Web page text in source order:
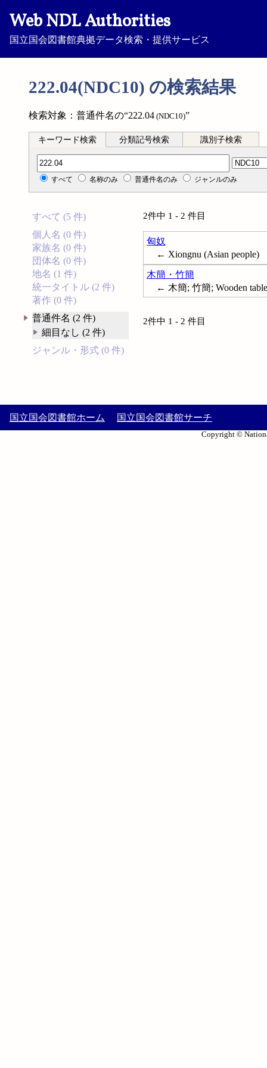
Web NDL Authorities
国立国会図書館典拠データ検索・提供サービス
222.04(NDC10) の検索結果
検索対象：普通件名の“222.04 (NDC10)”
キーワード検索 分類記号検索 識別子検索
分類記号検索
すべて 名称のみ 普通件名のみ ジャンルのみ
すべて (5 件)
個人名 (0 件)
家族名 (0 件)
団体名 (0 件)
地名 (1 件)
統一タイトル (2 件)
著作 (0 件)
普通件名 (2 件)
細目なし (2 件)
ジャンル・形式 (0 件)
2件中 1 - 2 件目
匈奴
← Xiongnu (Asian people)
木簡・竹簡
← 木簡; 竹簡; Wooden
2件中 1 - 2 件目
国立国会図書館ホーム 国立国会図書館サーチ
Copyright ©